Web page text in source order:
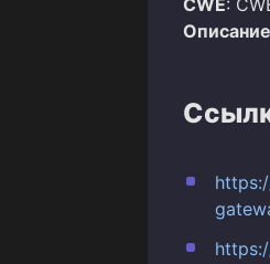
Описание